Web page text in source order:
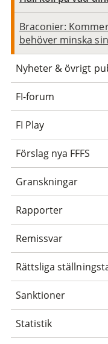
Braconier:
behöver minska
Nyheter & övrigt
FI-forum
FI Play
Förslag nya FFFS
Granskningar
Rapporter
Remissvar
Rättsliga
Sanktioner
Statistik